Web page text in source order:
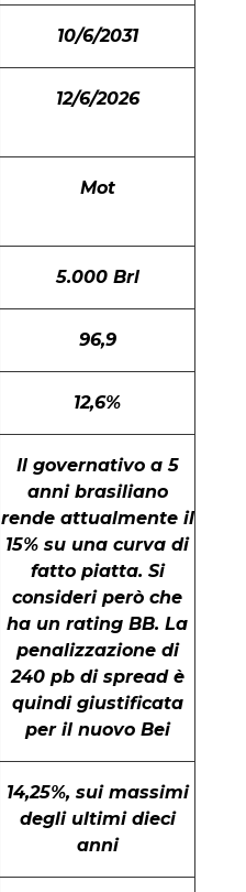
10/6/2031
12/6/2026
Mot
5.000 Brl
96,9
12,6%
Il governativo a 5
anni brasiliano
rende attualmente il
15% su una curva di
fatto piatta. Si
consideri però che
ha un rating BB. La
penalizzazione di
240 pb di spread è
quindi giustificata
per il nuovo Bei
14,25%, sui massimi
degli ultimi dieci
anni